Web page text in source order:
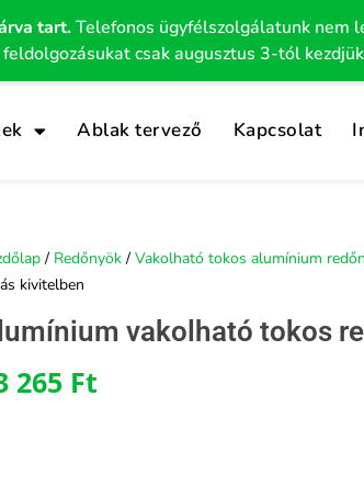
tart.Telefonos ügyfélszolgálatunk nem
csak augusztus 3-tól
Ablak tervező Kapcsolat
/ Redőnyök / Vakolható tokos alumínium
kivitelben
vakolható tokos
265 Ft